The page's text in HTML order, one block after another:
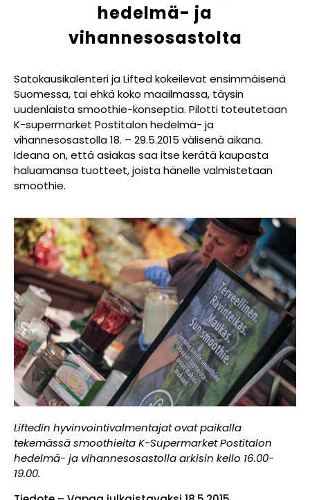
hedelmä- ja
vihannesosastolta
Satokausikalenteri ja Lifted kokeilevat ensimmäisenä
Suomessa, tai ehkä koko maailmassa, täysin
uudenlaista smoothie-konseptia. Pilotti toteutetaan
K-supermarket Postitalon hedelmä- ja
vihannesosastolla 18. – 29.5.2015 välisenä aikana.
Ideana on, että asiakas saa itse kerätä kaupasta
haluamansa tuotteet, joista hänelle valmistetaan
smoothie.
Liftedin hyvinvointivalmentajat ovat paikalla
tekemässä smoothieita K-Supermarket Postitalon
hedelmä- ja vihannesosastolla arkisin kello 16.00-
19.00.